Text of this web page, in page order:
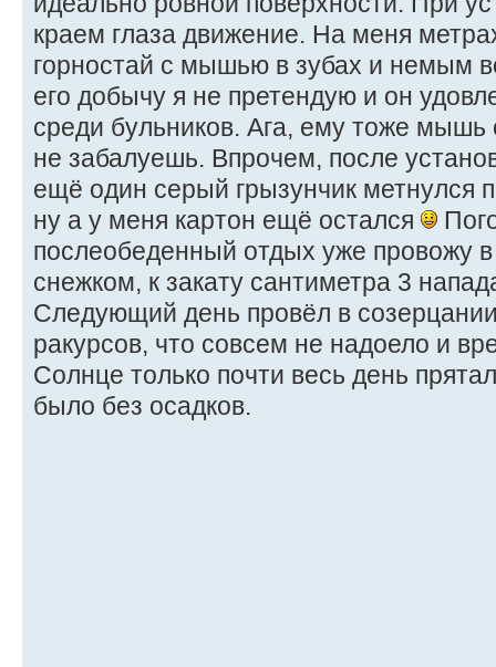
краем глаза движение. На меня
горностай с мышью в зубах и немым
его добычу я не претендую и он
среди бульников. Ага, ему тоже мышь
не забалуешь. Впрочем, после
ещё один серый грызунчик метнулся
ну а у меня картон ещё остался
послеобеденный отдых уже провожу
снежком, к закату сантиметра 3
Следующий день провёл в
ракурсов, что совсем не надоело и
Солнце только почти весь день
было без осадков.